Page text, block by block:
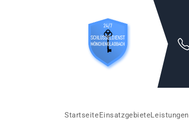
StartseiteEinsatzgebieteLeistungen